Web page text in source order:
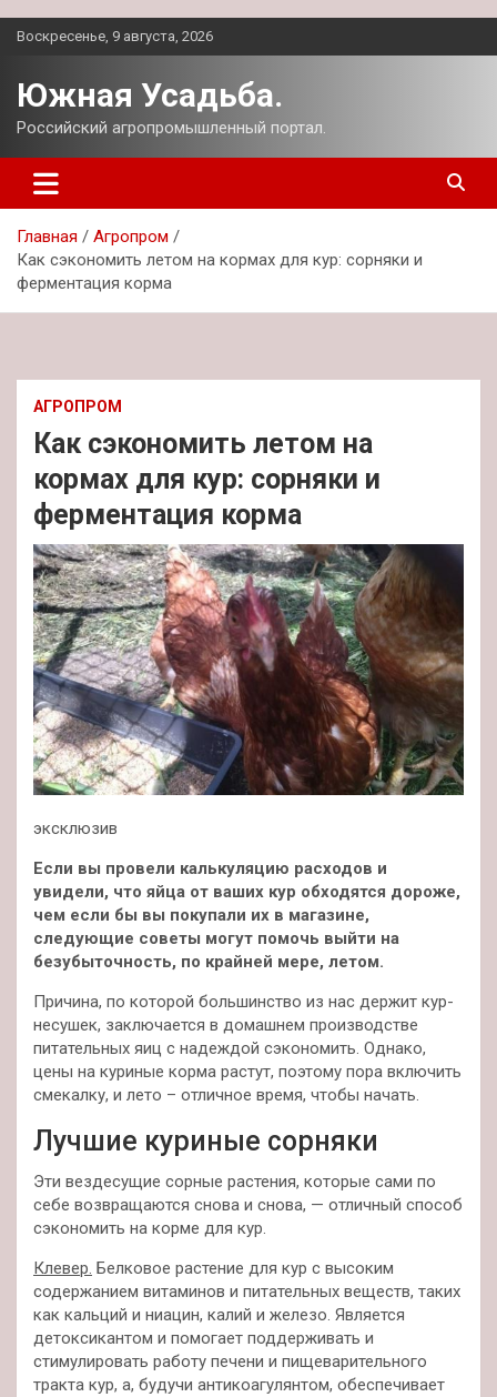
Перейти
Воскресенье, 9 августа, 2026
Южная Усадьба.
Российский агропромышленный портал.
Главная
Агропром
Как сэкономить летом на кормах для кур: сорняки и
ферментация корма
АГРОПРОМ
Как сэкономить летом на
кормах для кур: сорняки и
ферментация корма
эксклюзив
Если вы провели калькуляцию расходов и
увидели, что яйца от ваших кур обходятся дороже,
чем если бы вы покупали их в магазине,
следующие советы могут помочь выйти на
безубыточность, по крайней мере, летом.
Причина, по которой большинство из нас держит кур-
несушек, заключается в домашнем производстве
питательных яиц с надеждой сэкономить. Однако,
цены на куриные корма растут, поэтому пора включить
смекалку, и лето – отличное время, чтобы начать.
Лучшие куриные сорняки
Эти вездесущие сорные растения, которые сами по
себе возвращаются снова и снова, — отличный способ
сэкономить на корме для кур.
Клевер. Белковое растение для кур с высоким
содержанием витаминов и питательных веществ, таких
как кальций и ниацин, калий и железо. Является
детоксикантом и помогает поддерживать и
стимулировать работу печени и пищеварительного
тракта кур, а, будучи антикоагулянтом, обеспечивает